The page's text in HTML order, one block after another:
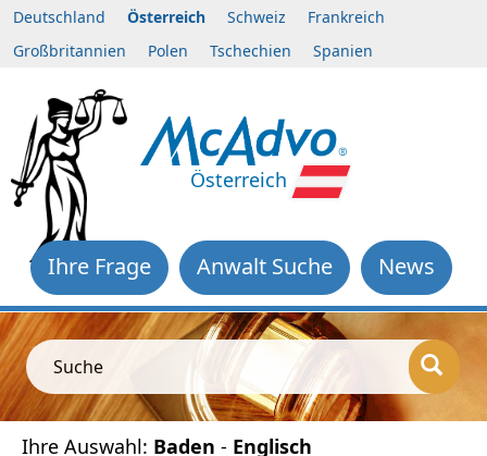
Deutschland Österreich Schweiz
Frankreich
Großbritannien
Polen Tschechien Spanien
Österreich
News
Anwalt Suche
Ihre Frage
Suche
Ihre Auswahl: Baden - Englisch